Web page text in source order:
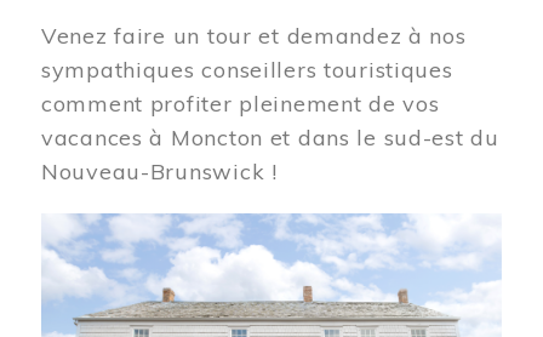
Venez faire un tour et demandez à nos
sympathiques conseillers touristiques
comment profiter pleinement de vos
vacances à Moncton et dans le sud-est du
Nouveau-Brunswick !
Image